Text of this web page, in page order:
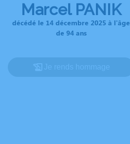
Marcel PANIK
décédé le 14 décembre 2025 à l'âge
de 94 ans